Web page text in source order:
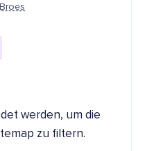
werden, um die
zu filtern.